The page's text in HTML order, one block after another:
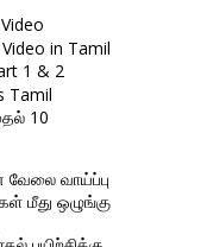
in Tamil
1 & 2
Tamil
10
வேலை வாய்ப்பு
மீது ஒழுங்கு